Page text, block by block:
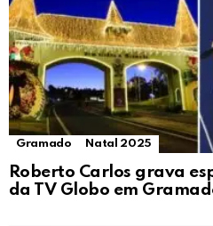
Gramado Natal 2025
Roberto Carlos grava
da TV Globo em